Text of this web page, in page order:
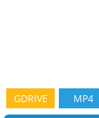
GDRIVE MP4